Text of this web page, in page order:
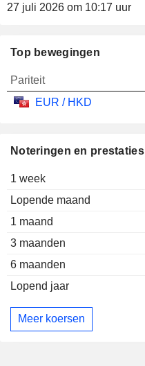
27 juli 2026 om 10:17 uur
Top bewegingen
Pariteit
EUR / HKD
Noteringen en prestaties
1 week
Lopende maand
1 maand
3 maanden
6 maanden
Lopend jaar
Meer koersen